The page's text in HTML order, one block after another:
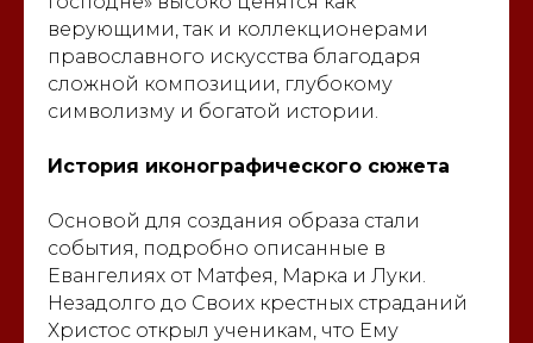
верующими, так и коллекционерами
православного искусства благодаря
сложной композиции, глубокому
символизму и богатой истории.
История иконографического сюжета
Основой для создания образа стали
события, подробно описанные в
Евангелиях от Матфея, Марка и Луки.
Незадолго до Своих крестных страданий
Христос открыл ученикам, что Ему